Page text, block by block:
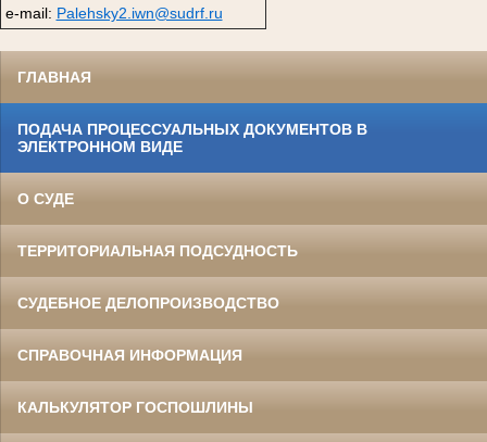
e-mail: Palehsky2.iwn@sudrf.ru
ГЛАВНАЯ
ПОДАЧА ПРОЦЕССУАЛЬНЫХ ДОКУМЕНТОВ В
ЭЛЕКТРОННОМ ВИДЕ
О СУДЕ
ТЕРРИТОРИАЛЬНАЯ ПОДСУДНОСТЬ
СУДЕБНОЕ ДЕЛОПРОИЗВОДСТВО
СПРАВОЧНАЯ ИНФОРМАЦИЯ
КАЛЬКУЛЯТОР ГОСПОШЛИНЫ